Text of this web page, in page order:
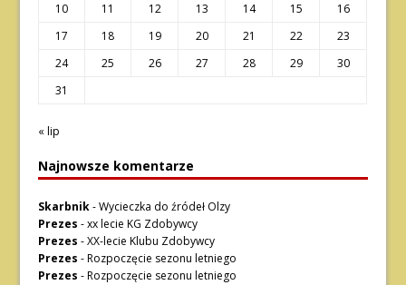
10
11 12 13 14 15
16
17
18 19 20 21 22
23
24
25 26 27 28 29
30
31
« lip
Najnowsze komentarze
Skarbnik-Wycieczka do źródeł Olzy
Prezes -xx lecie KG Zdobywcy
Prezes -XX-lecie Klubu Zdobywcy
Prezes -Rozpoczęcie sezonu letniego
Prezes -Rozpoczęcie sezonu letniego